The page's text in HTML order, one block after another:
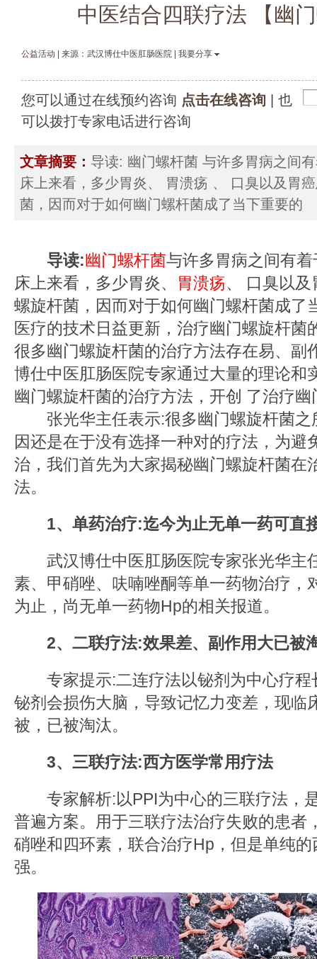
中医结合四联疗法 【幽
公益活动 | 来源：武汉博仕中医肛肠医院 | 我要分享
您可以通过在线预约咨询 点击在线咨询 | 也
可以拨打专家电话进行咨询
文章摘要： 导读: 幽门螺杆菌 与许多胃病之间
床上来看，多少胃炎、 胃溃疡 、 口臭以及胃
菌，因而对于如何幽门螺杆菌成了当下重要的
导读:幽门螺杆菌与许多胃病之间有
床上来看，多少胃炎、
胃溃疡、 口臭以
螺旋杆菌，因而对于如何幽门螺杆菌成了
医疗的技术日益更新，治疗幽门螺旋杆菌
很多幽门螺旋杆菌的治疗方法存在易、副
博仕中医肛肠医院专家通过大量的理论和
幽门螺旋杆菌的治疗方法，开创 了治疗
张光华主任表示:很多幽门螺旋杆菌之
因还是在于没有选择一种对的疗法，为避
治，我们首先为大家揭秘幽门螺旋杆菌在
法。
1、单药治疗:迄今为止无单一药可直
武汉博仕中医肛肠医院专家张光华主
素、甲硝唑、呋喃唑酮等单一药物治疗，
为止，尚无单一药物Hp的相关报道。
2、二联疗法:效果差、副作用大已被
专家提示:二连疗法以铋剂为中心疗程
铋剂会损伤大脑，导致记忆力变差，现临
被，已被淘汰。
3、三联疗法:西方医学常用疗法
专家解析:以PPI为中心的三联疗法，
普遍方案。用于三联疗法治疗失败的患者
硝唑和四环素，联合治疗Hp，但是单纯
强。